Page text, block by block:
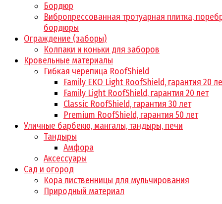
Бордюр
Вибропрессованная тротуарная плитка,
бордюры
Ограждение (заборы)
Колпаки и коньки для заборов
Кровельные материалы
Гибкая черепица RoofShield
Family EKO Light RoofShield, гарантия 20
Family Light RoofShield, гарантия 20 лет
Classic RoofShield, гарантия 30 лет
Premium RoofShield, гарантия 50 лет
Уличные барбекю, мангалы, тандыры, печи
Тандыры
Амфора
Аксессуары
Сад и огород
Кора лиственницы для мульчирования
Природный материал